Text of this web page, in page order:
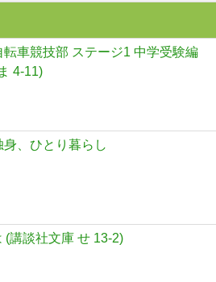
車競技部 ステージ1 中学受験編
4-11)
、ひとり暮らし
(講談社文庫 せ 13-2)